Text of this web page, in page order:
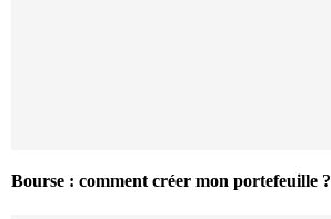
Bourse : comment créer mon portefeuille ?